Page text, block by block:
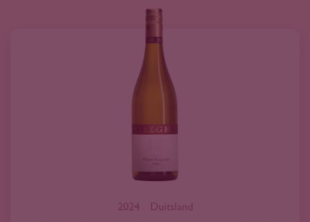
2024 Duitsland